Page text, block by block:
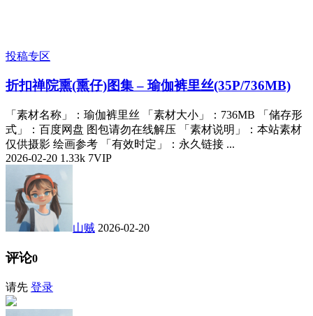
投稿专区
折扣禅院熏(熏仔)图集 – 瑜伽裤里丝(35P/736MB)
「素材名称」：瑜伽裤里丝 「素材大小」：736MB 「储存形
式」：百度网盘 图包请勿在线解压 「素材说明」：本站素材
仅供摄影 绘画参考 「有效时定」：永久链接 ...
2026-02-20 1.33k 7VIP
山贼 2026-02-20
评论0
请先 登录